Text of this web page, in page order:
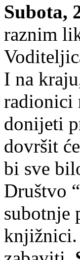
Subota,
raznim
I na
radionici
donijeti
dovršit
bi sve
Društvo
subotnje
knjižnici.